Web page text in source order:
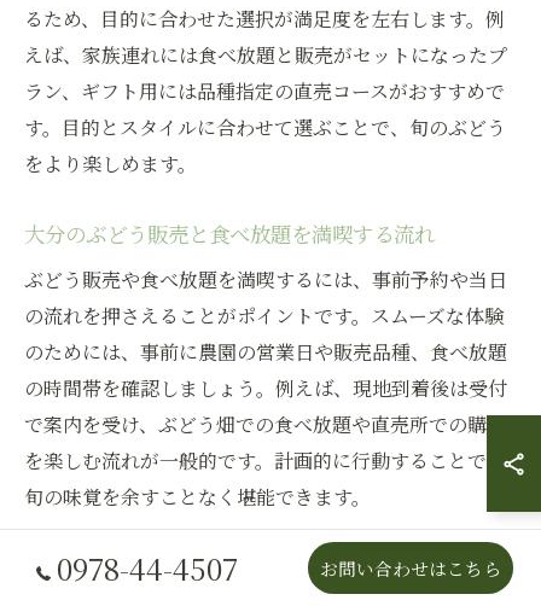
るため、目的に合わせた選択が満足度を左右します。例
えば、家族連れには食べ放題と販売がセットになったプ
ラン、ギフト用には品種指定の直売コースがおすすめで
す。目的とスタイルに合わせて選ぶことで、旬のぶどう
をより楽しめます。
大分のぶどう販売と食べ放題を満喫する流れ
ぶどう販売や食べ放題を満喫するには、事前予約や当日
の流れを押さえることがポイントです。スムーズな体験
のためには、事前に農園の営業日や販売品種、食べ放題
の時間帯を確認しましょう。例えば、現地到着後は受付
で案内を受け、ぶどう畑での食べ放題や直売所での購入
を楽しむ流れが一般的です。計画的に行動することで、
旬の味覚を余すことなく堪能できます。
旬のぶどう販売と食べ放題を賢く楽しむ方法
0978-44-4507 お問い合わせはこちら